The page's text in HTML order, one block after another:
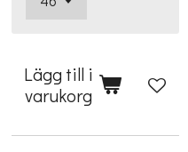
Lägg till i
varukorg